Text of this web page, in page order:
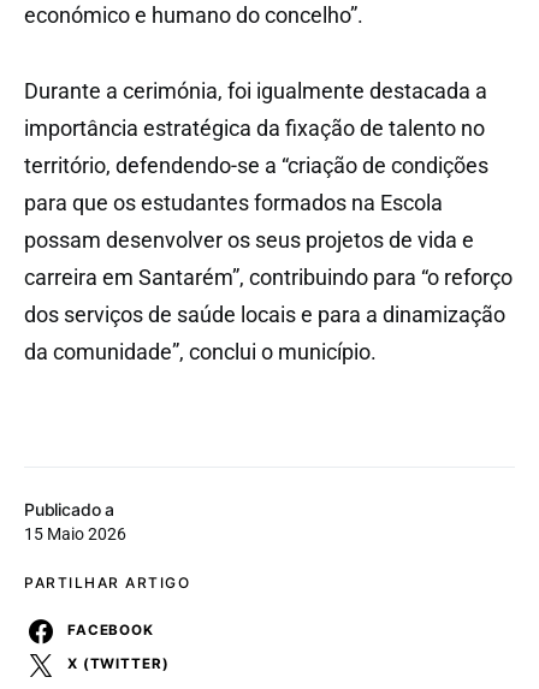
Publicado a
15 Maio 2026
PARTILHAR ARTIGO
FACEBOOK
X (TWITTER)
económico e humano do concelho”.
Durante a cerimónia, foi igualmente destacada a
importância estratégica da fixação de talento no
território, defendendo-se a “criação de condições
para que os estudantes formados na Escola
possam desenvolver os seus projetos de vida e
carreira em Santarém”, contribuindo para “o reforço
dos serviços de saúde locais e para a dinamização
da comunidade”, conclui o município.